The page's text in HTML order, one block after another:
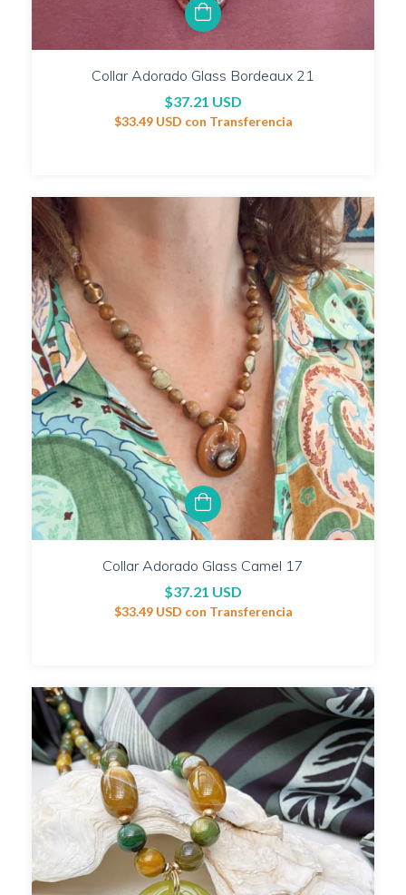
Collar Adorado Glass Bordeaux 21
$37.21 USD
$33.49 USD con Transferencia
Collar Adorado Glass Camel 17
$37.21 USD
$33.49 USD con Transferencia